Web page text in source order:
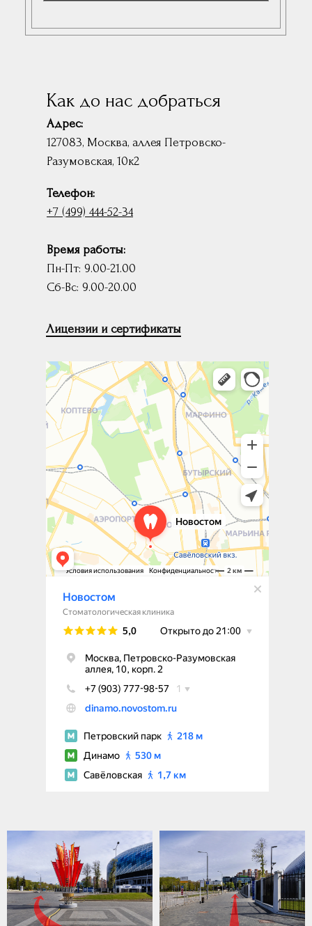
Телефон:
+7 (499) 444-52-34
Время работы:
Пн-Пт: 9.00-21.00
Сб-Вс: 9.00-20.00
Адрес:
127083, Москва, аллея Петровско-
Разумовская, 10к2
Лицензии и сертификаты
Как до нас добраться